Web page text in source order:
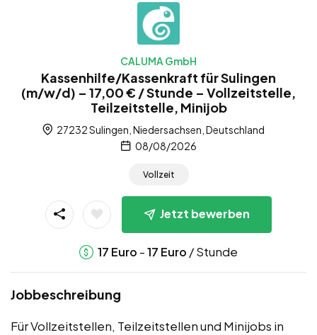
CALUMA GmbH
Kassenhilfe/Kassenkraft für Sulingen
(m/w/d) – 17,00 € / Stunde – Vollzeitstelle,
Teilzeitstelle, Minijob
27232 Sulingen, Niedersachsen, Deutschland
08/08/2026
Vollzeit
Jetzt bewerben
17 Euro -17 Euro / Stunde
Jobbeschreibung
Für Vollzeitstellen, Teilzeitstellen und Minijobs in